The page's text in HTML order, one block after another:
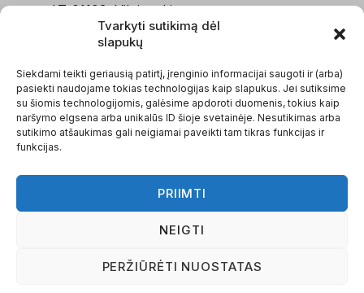
Tvarkyti sutikimą dėl
slapukų
Siekdami teikti geriausią patirtį, įrenginio informacijai saugoti ir (arba)
pasiekti naudojame tokias technologijas kaip slapukus. Jei sutiksime
su šiomis technologijomis, galėsime apdoroti duomenis, tokius kaip
naršymo elgsena arba unikalūs ID šioje svetainėje. Nesutikimas arba
sutikimo atšaukimas gali neigiamai paveikti tam tikras funkcijas ir
funkcijas.
PRIIMTI
NEIGTI
PERŽIŪRĖTI NUOSTATAS
LT-01103, Vilnius, Lietuva
Telefonas:+370 634 11111
Apleistos buhalterijos tvarkymas
Buhalterinė apskaita, IĮ
Buhalterinė apskaita, MB
Įmonių steigimas
Apie mus